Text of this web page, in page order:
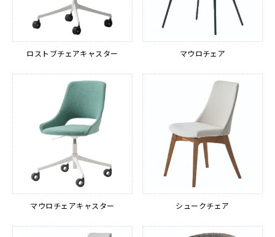
ロストブチェアキャスター マウロチェア
マウロチェアキャスター シュークチェア